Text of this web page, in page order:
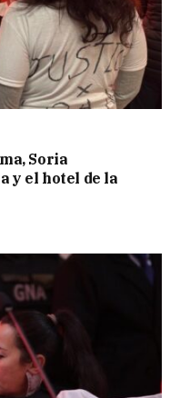
Soria
y el hotel de la